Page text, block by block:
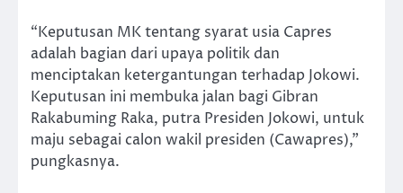
“Keputusan MK tentang syarat usia Capres
adalah bagian dari upaya politik dan
menciptakan ketergantungan terhadap Jokowi.
Keputusan ini membuka jalan bagi Gibran
Rakabuming Raka, putra Presiden Jokowi, untuk
maju sebagai calon wakil presiden (Cawapres),”
pungkasnya.